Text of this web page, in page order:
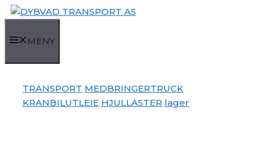
Hopp
innholdMENY
TRANSPORT MEDBRINGERTRUCK
KRANBILUTLEIE HJULLASTER lager